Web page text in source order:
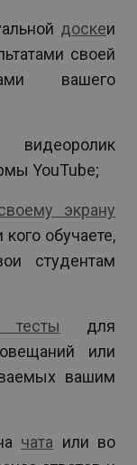
доскеи
своей
вашего
YouTube;
экрану
обучаете,
студентам
для
или
вашим
чата или во